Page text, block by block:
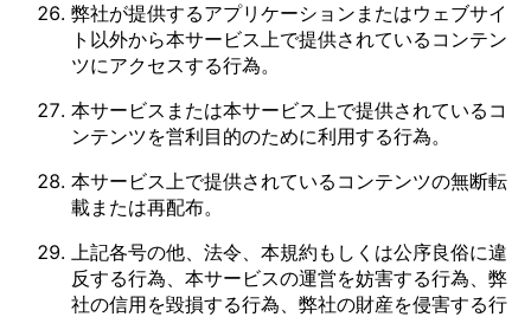
弊社が提供するアプリケーションまたはウェブサイ
ト以外から本サービス上で提供されているコンテン
ツにアクセスする行為。
本サービスまたは本サービス上で提供されているコ
ンテンツを営利目的のために利用する行為。
本サービス上で提供されているコンテンツの無断転
載または再配布。
上記各号の他、法令、本規約もしくは公序良俗に違
反する行為、本サービスの運営を妨害する行為、弊
社の信用を毀損する行為、弊社の財産を侵害する行